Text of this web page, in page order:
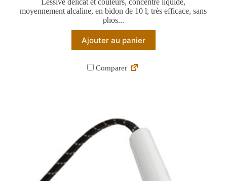
Lessive délicat et couleurs, concentré liquide,
moyennement alcaline, en bidon de 10 l, très efficace, sans
phos...
Ajouter au panier
Comparer